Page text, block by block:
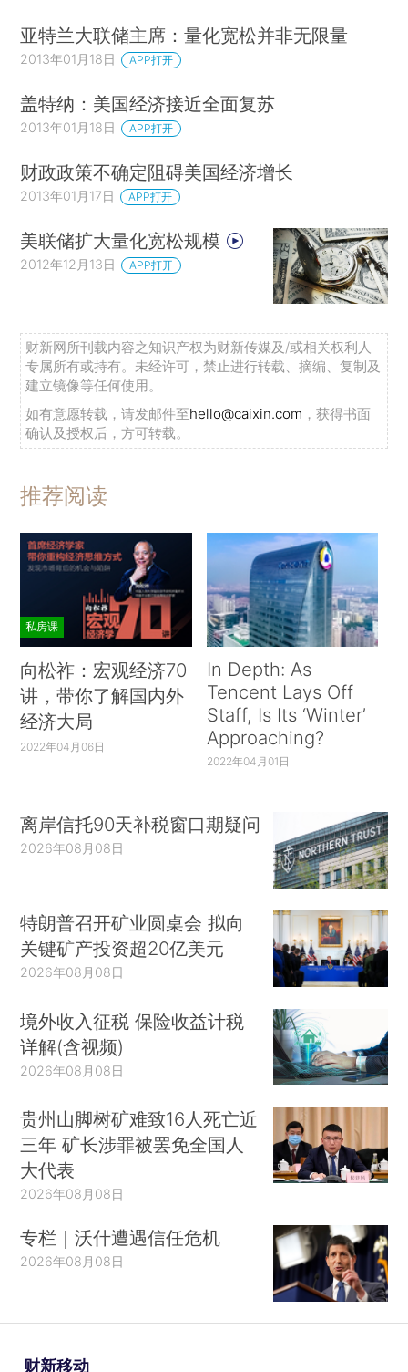
亚特兰大联储主席：量化宽松并非无限量
2013年01月18日 APP打开
盖特纳：美国经济接近全面复苏
2013年01月18日 APP打开
财政政策不确定阻碍美国经济增长
2013年01月17日 APP打开
美联储扩大量化宽松规模
2012年12月13日 APP打开
财新网所刊载内容之知识产权为财新传媒及/或相关权利人
专属所有或持有。未经许可，禁止进行转载、摘编、复制及
建立镜像等任何使用。
如有意愿转载，请发邮件至hello@caixin.com ，获得书面
确认及授权后，方可转载。
推荐阅读
私房课
向松祚：宏观经济70
讲，带你了解国内外
经济大局
2022年04月06日
In Depth: As
Tencent Lays Off
Staff, Is Its ‘Winter’
Approaching?
2022年04月01日
离岸信托90天补税窗口期疑问
2026年08月08日
特朗普召开矿业圆桌会 拟向
关键矿产投资超20亿美元
2026年08月08日
境外收入征税 保险收益计税
详解(含视频)
2026年08月08日
贵州山脚树矿难致16人死亡近
三年 矿长涉罪被罢免全国人
大代表
2026年08月08日
专栏｜沃什遭遇信任危机
2026年08月08日
财新移动